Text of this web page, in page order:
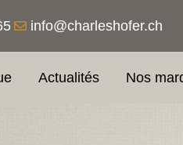
info@charleshofer.ch
Actualités Nos